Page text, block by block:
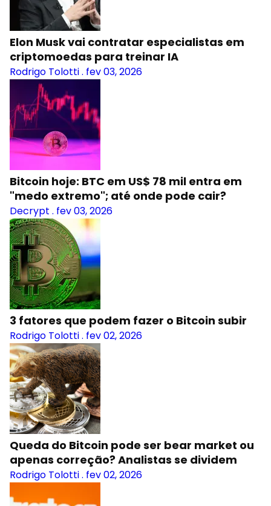
Elon Musk vai contratar especialistas em
criptomoedas para treinar IA
Rodrigo Tolotti. fev 03, 2026
Bitcoin hoje: BTC em US$ 78 mil entra em
"medo extremo"; até onde pode cair?
Decrypt . fev 03, 2026
3 fatores que podem fazer o Bitcoin subir
Rodrigo Tolotti. fev 02, 2026
Queda do Bitcoin pode ser bear market ou
apenas correção? Analistas se dividem
Rodrigo Tolotti. fev 02, 2026